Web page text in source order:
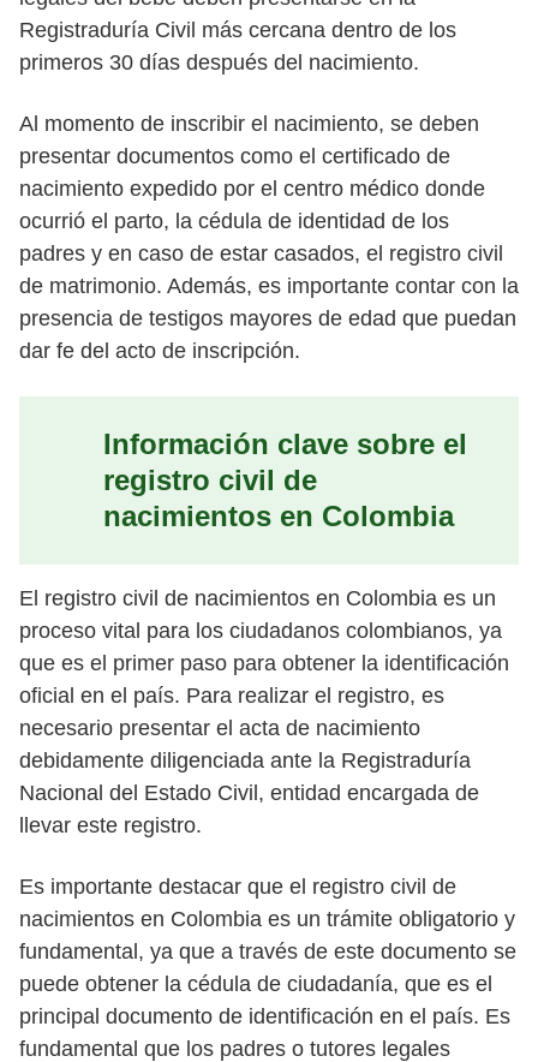
Registraduría Civil más cercana dentro de los
primeros 30 días después del nacimiento.
Al momento de inscribir el nacimiento, se deben
presentar documentos como el certificado de
nacimiento expedido por el centro médico donde
ocurrió el parto, la cédula de identidad de los
padres y en caso de estar casados, el registro civil
de matrimonio. Además, es importante contar con la
presencia de testigos mayores de edad que puedan
dar fe del acto de inscripción.
Información clave sobre el
registro civil de
nacimientos en Colombia
El registro civil de nacimientos en Colombia es un
proceso vital para los ciudadanos colombianos, ya
que es el primer paso para obtener la identificación
oficial en el país. Para realizar el registro, es
necesario presentar el acta de nacimiento
debidamente diligenciada ante la Registraduría
Nacional del Estado Civil, entidad encargada de
llevar este registro.
Es importante destacar que el registro civil de
nacimientos en Colombia es un trámite obligatorio y
fundamental, ya que a través de este documento se
puede obtener la cédula de ciudadanía, que es el
principal documento de identificación en el país. Es
fundamental que los padres o tutores legales